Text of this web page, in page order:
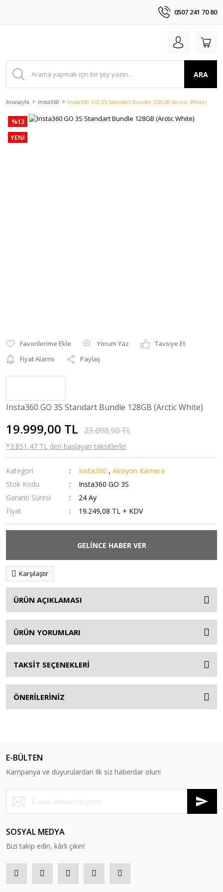
0507 241 70 80
ARA
Anasayfa Insta360 Insta360 GO 3S Standart Bundle 128GB (Arctic White)
%13
YENİ
Yorum Yaz
Tavsiye Et
Fiyat Alarmı
Paylaş
Insta360 GO 3S Standart Bundle 128GB (Arctic White)
19.999,00 TL 23.098,90 TL
*3.851,47 TL den başlayan taksitlerle!
Kategori Insta360 ,Aksiyon Kamera
Stok Kodu
Insta360 GO 3S
Garanti Süresi
24 Ay
Fiyat
19.249,08 TL + KDV
GELİNCE HABER VER
Karşılaştır
ÜRÜN AÇIKLAMASI
ÜRÜN YORUMLARI
TAKSİT SEÇENEKLERİ
ÖNERİLERİNİZ
E-BÜLTEN
Kampanya ve duyurulardan ilk siz haberdar olun!
SOSYAL MEDYA
Bizi takip edin, kârlı çıkın!